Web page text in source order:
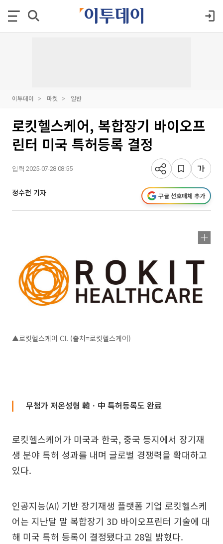
이투데이 마켓 일반
로킷헬스케어, 복합장기 바이오프
린터 미국 특허등록 결정
입력 2025-07-28 08:55
정수천 기자 구글 선호매체 추가
▲로킷헬스케어 CI. (출처=로킷헬스케어)
무첨가 저온성형 韓ㆍ中 특허등록도 완료
로킷헬스케어가 미국과 한국, 중국 등지에서 장기재
생 분야 특허 성과를 내며 글로벌 경쟁력을 확대하고
있다.
인공지능(AI) 기반 장기재생 플랫폼 기업 로킷헬스케
어는 지난달 말 복합장기 3D 바이오프린터 기술에 대
해 미국 특허 등록이 결정됐다고 28일 밝혔다.